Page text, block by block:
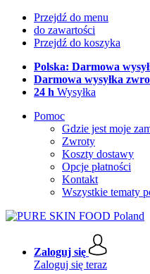
Przejdź do menu
do zawartości
Przejdź do koszyka
Polska: Darmowa
Darmowa wysyłka
24 h Wysyłka
Pomoc
Gdzie jest moje
Zwroty
Koszty dostawy
Opcje płatności
Kontakt
Wszystkie tematy
Zaloguj się
Zaloguj się teraz